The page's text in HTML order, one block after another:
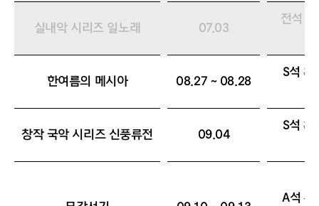
[종료됨]
실내악 시리즈 일노래 07.03
전석
한여름의 메시아 08.27 ~ 08.28
S석
창작 국악 시리즈 신풍류전 09.04
S석
A석